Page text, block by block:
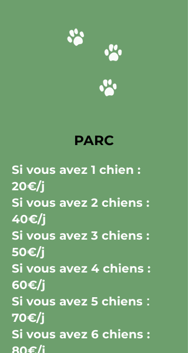
PARC
Si vous avez 1 chien :
20€/j
Si vous avez 2 chiens :
40€/j
Si vous avez 3 chiens :
50€/j
Si vous avez 4 chiens :
60€/j
Si vous avez 5 chiens :
70€/j
Si vous avez 6 chiens :